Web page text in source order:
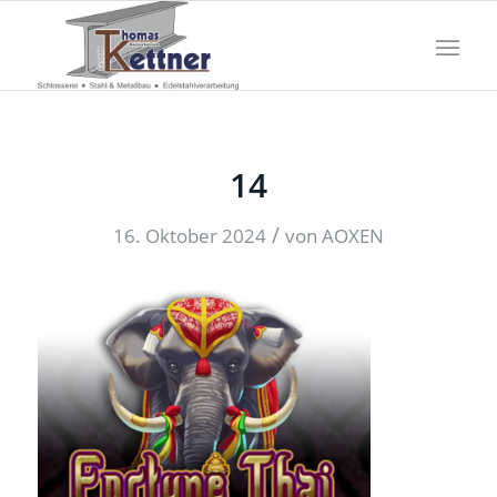
14
16. Oktober 2024 / von AOXEN